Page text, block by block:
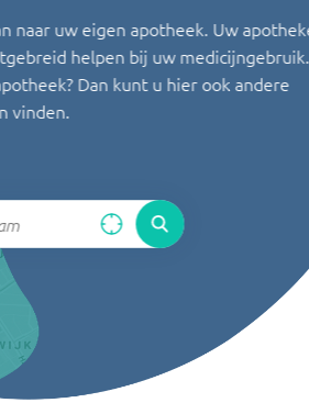
naar uw eigen apotheek. Uw
helpen bij uw medicijngebruik.
Dan kunt u hier ook andere
vinden.